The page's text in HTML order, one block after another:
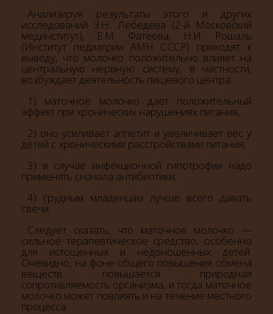
Анализируя результаты этого и других
исследований З.Н. Лебедева (2-й Московский
мединститут), Е.М. Фатеева, Н.И. Рошаль
(Институт педиатрии АМН СССР) приходят к
выводу, что молочко положительно влияет на
центральную нервную систему, в частности,
возбуждает деятельность пищевого центра:
1) маточное молочко дает положительный
эффект при хронических нарушениях питания;
2) оно усиливает аппетит и увеличивает вес у
детей с хроническими расстройствами питания;
3) в случае инфекционной гипотрофии надо
применять сначала антибиотики;
4) грудным младенцам лучше всего давать
свечи.
Следует сказать, что маточное молочко —
сильное терапевтическое средство, особенно
для истощенных и недоношенных детей.
Очевидно, на фоне общего повышения обмена
веществ повышается природная
сопротивляемость организма, и тогда маточное
молочко может повлиять и на течение местного
процесса.